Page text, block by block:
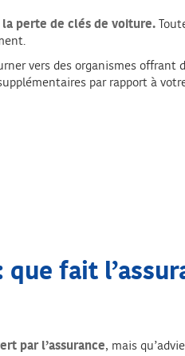
la perte de clés de voiture.
vers des organismes offrant
par rapport à
fait
par l’assurance, mais